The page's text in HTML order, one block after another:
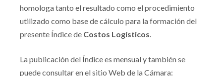
homologa tanto el resultado como el procedimiento
utilizado como base de cálculo para la formación del
presente Índice de Costos Logísticos.
La publicación del Índice es mensual y también se
puede consultar en el sitio Web de la Cámara: